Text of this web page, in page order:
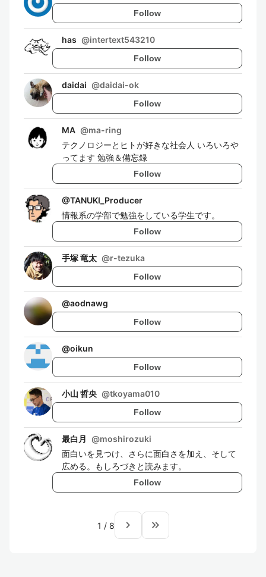
Follow
has @intertext543210
Follow
daidai @daidai-ok
Follow
MA @ma-ring
テクノロジーとヒトが好きな社会人 いろいろや
ってます 勉強＆備忘録
Follow
@TANUKI_Producer
情報系の学部で勉強をしている学生です。
Follow
手塚 竜太 @r-tezuka
Follow
@aodnawg
Follow
@oikun
Follow
小山 哲央 @tkoyama010
Follow
最白月 @moshirozuki
面白いを見つけ、さらに面白さを加え、そして
広める。もしろづきと読みます。
Follow
1 / 8 navigate_next keyboard_double_arrow_right